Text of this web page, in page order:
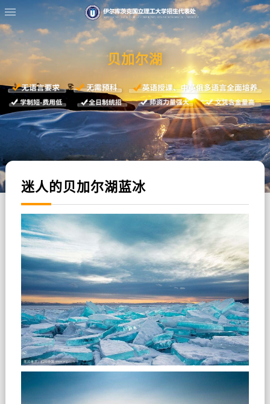
贝加尔湖
迷人的贝加尔湖蓝冰